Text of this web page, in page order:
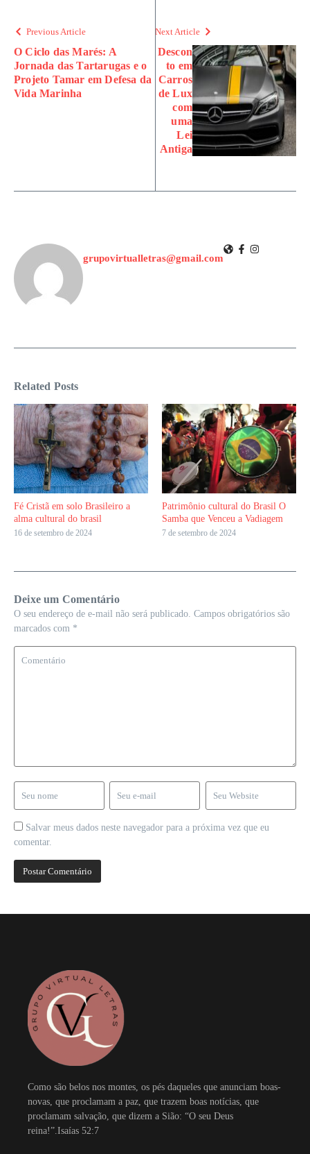
Previous Article
O Ciclo das Marés: A
Jornada das Tartarugas e o
Projeto Tamar em Defesa da
Vida Marinha
Next Article
Descon
to em
Carros
de Lux
com
uma
Lei
Antiga
grupovirtualletras@gmail.com
Related Posts
Fé Cristã em solo Brasileiro a
alma cultural do brasil
16 de setembro de 2024
Patrimônio cultural do Brasil O
Samba que Venceu a Vadiagem
7 de setembro de 2024
Deixe um Comentário
O seu endereço de e-mail não será publicado. Campos obrigatórios são
marcados com *
Salvar meus dados neste navegador para a próxima vez que eu
comentar.
Como são belos nos montes, os pés daqueles que anunciam boas-
novas, que proclamam a paz, que trazem boas notícias, que
proclamam salvação, que dizem a Sião: “O seu Deus
reina!”.Isaías 52:7